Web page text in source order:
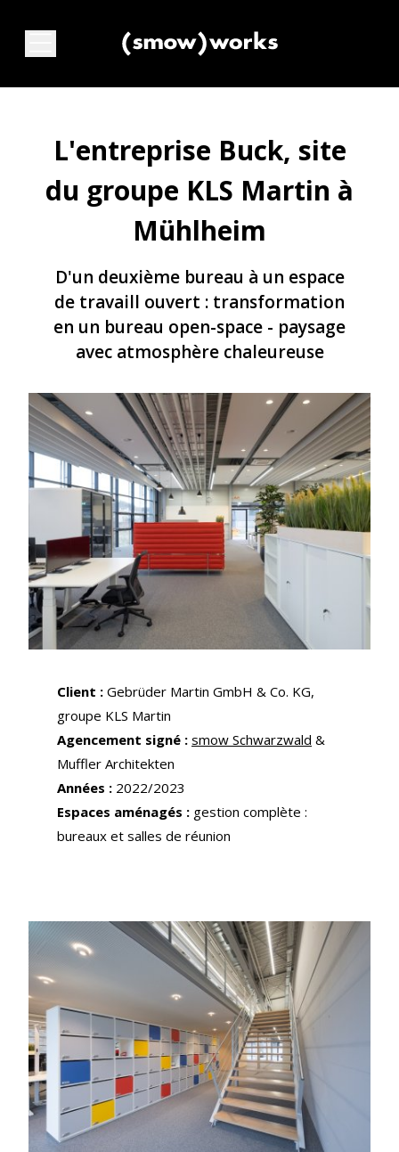
L'entreprise Buck, site
du groupe KLS Martin à
Mühlheim
D'un deuxième bureau à un espace
de travaill ouvert : transformation
en un bureau open-space - paysage
avec atmosphère chaleureuse
Client : Gebrüder Martin GmbH & Co. KG,
groupe KLS Martin
Agencement signé : smow Schwarzwald &
Muffler Architekten
Années : 2022/2023
Espaces aménagés : gestion complète :
bureaux et salles de réunion